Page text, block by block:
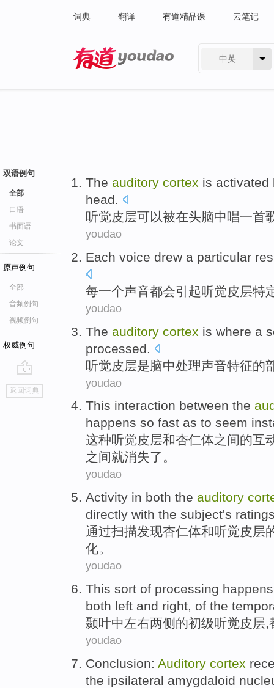
词典 翻译 有道精品课 云笔记
中英
双语例句
全部
口语
书面语
论文
原声例句
全部
音频例句
视频例句
权威例句
go
top
返回词典
The auditory cortex is activated
head.
听觉皮层可以被在头脑中唱一首
youdao
Each voice drew a particular
每一个声音都会引起听觉皮层特
youdao
The auditory cortex is where a
processed
听觉皮层是 脑中处理声音特征的
youdao
This interaction between the
happens so fast as to seem
这种听觉皮层和杏仁体之间的互
之间就消失了。
youdao
Activity in both the auditory
directly with the subject's
通过扫描发现杏仁体和听觉皮层
化。
youdao
This sort of processing
both left and right, of the
颞叶中左右两侧 的初级听觉皮层,
youdao
Conclusion: Auditory cortex
the ipsilateral amygdaloid